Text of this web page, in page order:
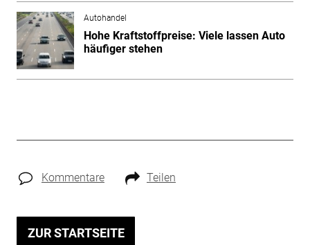
Autohandel
Hohe Kraftstoffpreise: Viele lassen Auto
häufiger stehen
Kommentare Teilen
ZUR STARTSEITE